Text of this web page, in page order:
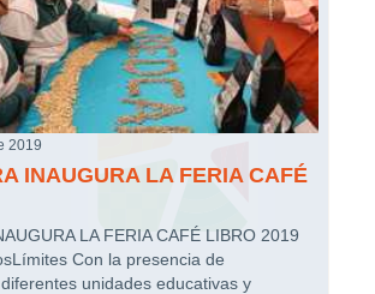
2019
INAUGURA LA FERIA CAFÉ
LA FERIA CAFÉ LIBRO 2019
Con la presencia de
unidades educativas y